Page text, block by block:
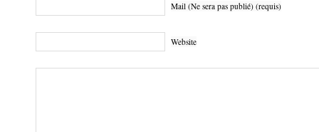
Mail (Ne sera pas publié) (requis)
Website